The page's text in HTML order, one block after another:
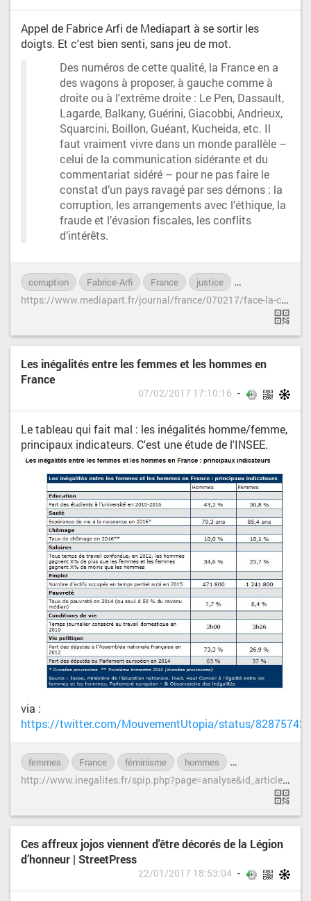
Appel de Fabrice Arfi de Mediapart à se sortir les
doigts. Et c'est bien senti, sans jeu de mot.
Des numéros de cette qualité, la France en a
des wagons à proposer, à gauche comme à
droite ou à l'extrême droite : Le Pen, Dassault,
Lagarde, Balkany, Guérini, Giacobbi, Andrieux,
Squarcini, Boillon, Guéant, Kucheida, etc. Il
faut vraiment vivre dans un monde parallèle –
celui de la communication sidérante et du
commentariat sidéré – pour ne pas faire le
constat d’un pays ravagé par ses démons : la
corruption, les arrangements avec l’éthique, la
fraude et l’évasion fiscales, les conflits
d’intérêts.
corruption Fabrice-Arfi France justice
h
ttps://www.mediapart.fr/journal/france/070217/face-la-corruption-sindigner-ne-suffit-plus
Les inégalités entre les femmes et les hommes en
France
07/02/2017 17:10:16
Le tableau qui fait mal : les inégalités homme/femme,
principaux indicateurs. C'est une étude de l'INSEE.
via :
https://twitter.com/MouvementUtopia/status/
femmes France féminisme hommes
h
ttp://www.inegalites.fr/spip.php?page=analyse&id_article=1400&id_rubrique=207&id_mot=27&id_groupe=15
Ces affreux jojos viennent d'être décorés de la Légion
d’honneur | StreetPress
22/01/2017 18:53:04